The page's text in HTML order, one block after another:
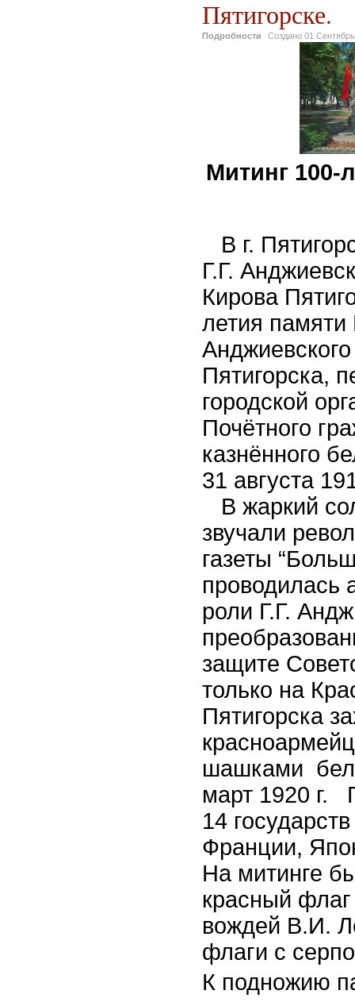
Пятигорске.
Подробности Создано 01
Митинг 100-
В г.
Г.Г.
Кирова
летия памяти
Пятигорска,
городской
Почётного
казнённого
31 августа
В жаркий
звучали
газеты
проводилась
роли Г.Г.
защите
только на
Пятигорска
шашками
март 1920 г.
14
Франции,
На митинге
красный
вождей В.И.
флаги с
К подножию